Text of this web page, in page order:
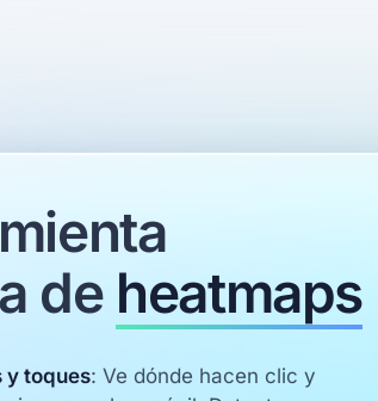
de heatmaps
y toques: Ve dónde hacen clic y